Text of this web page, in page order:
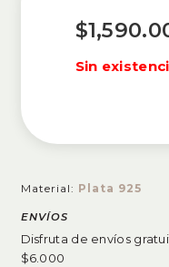
$
Sin
Material: Plata 925
ENVÍOS
Disfruta de envíos
$6.000